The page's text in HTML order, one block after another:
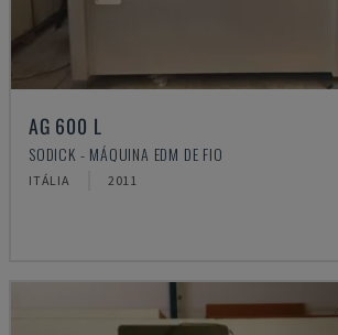
AG 600 L
SODICK - MÁQUINA EDM DE FIO
ITÁLIA 2011